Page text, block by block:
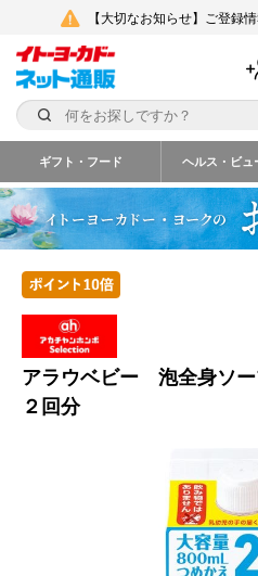
【大切なお知らせ】ご登録
ギフト・フード ヘルス・ビュ
アラウベビー 泡全身
２回分